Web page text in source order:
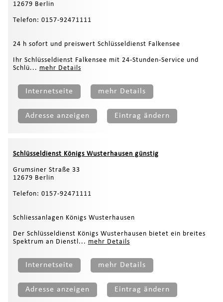
12679 Berlin
Telefon: 0157-92471111
24 h sofort und preiswert Schlüsseldienst Falkensee
Ihr Schlüsseldienst Falkensee mit 24-Stunden-Service und
Schlü... mehr Details
Internetseite mehr Details
Adresse anzeigen Eintrag ändern
Schlüsseldienst Königs Wusterhausen günstig
Grumsiner Straße 33
12679 Berlin
Telefon: 0157-92471111
Schliessanlagen Königs Wusterhausen
Der Schlüsseldienst Königs Wusterhausen bietet ein breites
Spektrum an Dienstl... mehr Details
Internetseite mehr Details
Adresse anzeigen Eintrag ändern